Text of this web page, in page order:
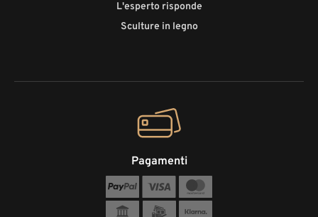
L'esperto risponde
Sculture in legno
Pagamenti